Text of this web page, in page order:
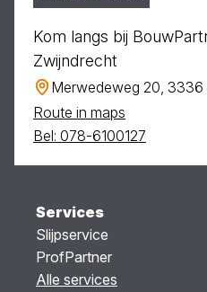
Kom langs bij
Zwijndrecht
Merwedeweg 20,
Route in maps
Bel: 078-6100127
Services
Slijpservice
ProfPartner
Alle services